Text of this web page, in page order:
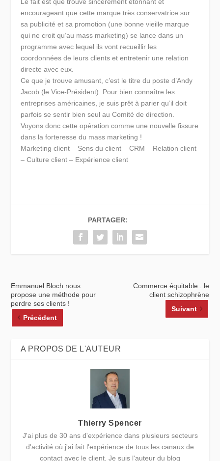
encourageant que cette marque très conservatrice sur
sa publicité et sa promotion (une bonne vieille marque
qui ne croit qu’au mass marketing) se lance dans un
programme avec lequel ils vont recueillir les
coordonnées de leurs clients et entretenir une relation
directe avec eux.
Ce que je trouve amusant, c’est le titre du poste d’Andy
Jacob (le Vice-Président). Pour bien connaître les
entreprises américaines, je suis prêt à parier qu’il doit
parfois se sentir bien seul au Comité de direction.
Voyons donc cette opération comme une nouvelle fissure
dans la forteresse du mass marketing !
Marketing client – Sens du client – CRM – Relation client
– Culture client – Expérience client
PARTAGER:
Emmanuel Bloch nous
propose une méthode pour
perdre ses clients !
Précédent
Commerce équitable : le
client schizophrène
Suivant
A PROPOS DE L'AUTEUR
Thierry Spencer
J'ai plus de 30 ans d'expérience dans plusieurs secteurs
d'activité où j'ai fait l'expérience de tous les canaux de
contact avec le client. Je suis l'auteur du blog